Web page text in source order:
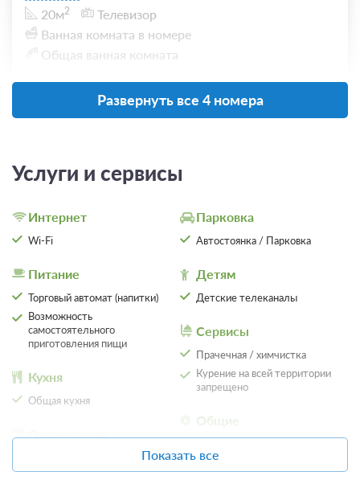
20м2
Телевизор
Ванная комната в номере
Общая ванная комната
5 фото
Двухместный номер с 2 отдельными
Подробнее
27м2
Телевизор
Развернуть все 4 номера
Услуги и сервисы
Интернет
Wi-Fi
Питание
Торговый автомат (напитки)
Возможность
самостоятельного
приготовления пищи
Кухня
Общая кухня
Организация
Банкетный зал
Парковка
Автостоянка / Парковка
Детям
Детские телеканалы
Сервисы
Прачечная / химчистка
Курение на всей территории
запрещено
Общие
Показать все